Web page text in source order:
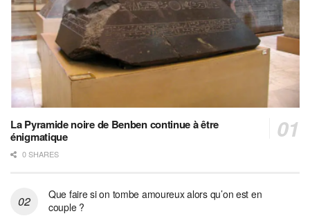
La Pyramide noire de Benben continue à être
énigmatique
0 SHARES
Que faire si on tombe amoureux alors qu’on est en
couple ?